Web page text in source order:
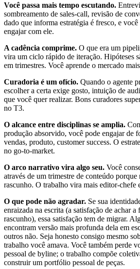
Você passa mais tempo escutando.
sombreamento de sales-call, revisão de
dado que informa estratégia é fresco, e você
engajar com ele.
A cadência comprime. O que era um
vira um ciclo rápido de iteração. Hipóteses
em trimestres. Você aprende o mercado
Curadoria é um ofício. Quando o agente
escolher a certa exige gosto, intuição de
que você quer realizar. Bons curadores
no T3.
O alcance entre disciplinas se amplia.
produção absorvido, você pode engajar de
vendas, produto, customer success. O
no go-to-market.
O arco narrativo vira algo seu. Você
através de um trimestre de conteúdo porque
rascunho. O trabalho vira mais editor-chefe
O que pode não agradar. Se sua
enraizada na escrita (a satisfação de achar
rascunho), essa satisfação tem de migrar.
encontram versão mais profunda dela em
outros não. Seja honesto consigo mesmo
trabalho você amava. Você também perde
pessoal de byline; o trabalho compõe
construir um portfólio pessoal de peças.